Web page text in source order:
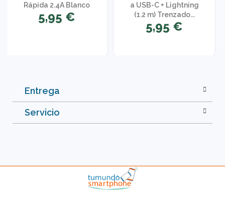
Rápida 2.4A Blanco
5,95 €
a USB-C + Lightning
(1.2 m) Trenzado...
5,95 €
Entrega
Servicio